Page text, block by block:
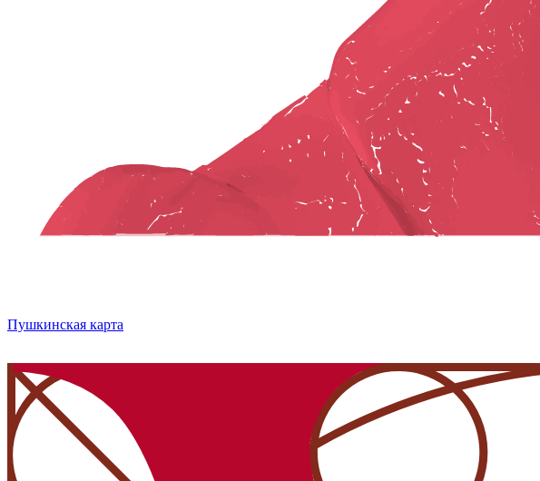
Пушкинская карта